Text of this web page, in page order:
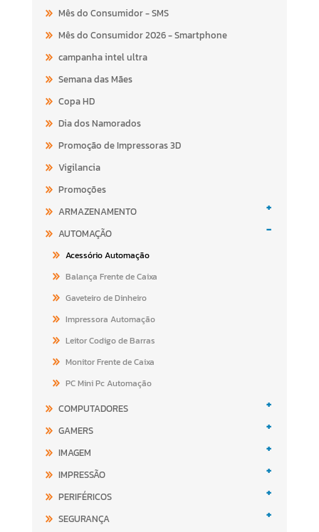
Mês do Consumidor - SMS
Mês do Consumidor 2026 - Smartphone
campanha intel ultra
Semana das Mães
Copa HD
Dia dos Namorados
Promoção de Impressoras 3D
Vigilancia
Promoções
ARMAZENAMENTO
+
AUTOMAÇÃO -
Acessório Automação
Balança Frente de Caixa
Gaveteiro de Dinheiro
Impressora Automação
Leitor Codigo de Barras
Monitor Frente de Caixa
PC Mini Pc Automação
COMPUTADORES +
GAMERS +
IMAGEM +
IMPRESSÃO +
PERIFÉRICOS +
SEGURANÇA +